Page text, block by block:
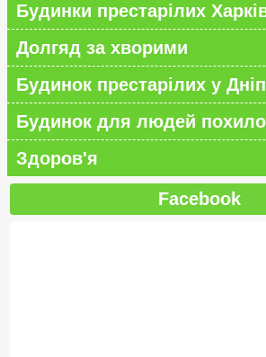
Будинки престарілих
Долгяд за хворими
Будинок престарілих у
Будинок для людей
Здоров'я
Facebook